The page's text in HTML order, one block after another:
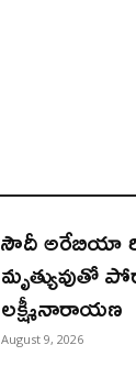
సౌదీ అరేబియా
మృత్యువుతో
లక్ష్మీనారాయణ
August 9, 2026